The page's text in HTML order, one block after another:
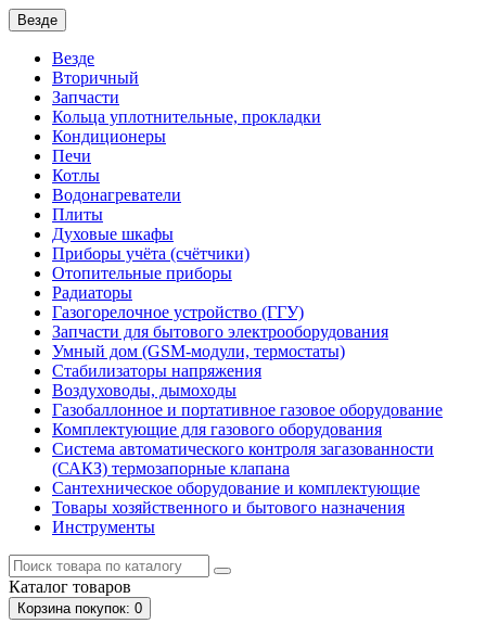
Везде
Везде
Вторичный
Запчасти
Кольца уплотнительные, прокладки
Кондиционеры
Печи
Котлы
Водонагреватели
Плиты
Духовые шкафы
Приборы учёта (счётчики)
Отопительные приборы
Радиаторы
Газогорелочное устройство (ГГУ)
Запчасти для бытового электрооборудования
Умный дом (GSM-модули, термостаты)
Cтабилизаторы напряжения
Воздуховоды, дымоходы
Газобаллонное и портативное газовое оборудование
Комплектующие для газового оборудования
Система автоматического контроля загазованности
(САКЗ) термозапорные клапана
Сантехническое оборудование и комплектующие
Товары хозяйственного и бытового назначения
Инструменты
Каталог товаров
Корзинапокупок: 0